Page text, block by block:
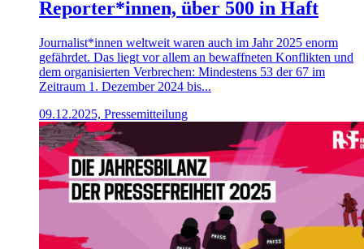
Reporter*innen, über 500 in Haft
Journalist*innen weltweit waren auch im Jahr 2025 enorm
gefährdet. Das liegt vor allem an bewaffneten Konflikten und
dem organisierten Verbrechen: Mindestens 53 der 67 im
Zeitraum 1. Dezember 2024 bis...
09.12.2025, Pressemitteilung